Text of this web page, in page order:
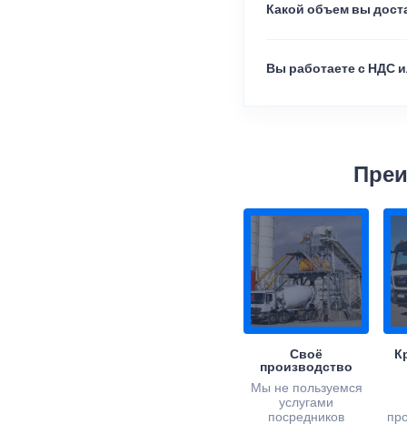
Какой объем вы
Вы работаете с НДС
Своё
производство
Мы не пользуемся
услугами
посредников